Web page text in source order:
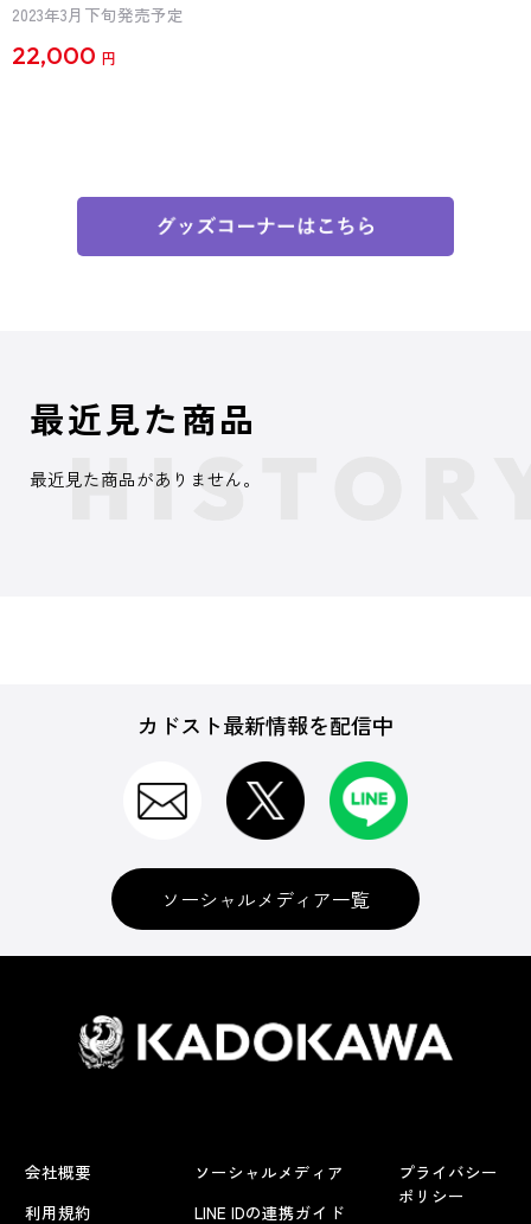
2023年3月下旬発売予定
22,000 円
最近見た商品
最近見た商品がありません。
カドスト最新情報を配信中
ソーシャルメディア一覧
会社概要
利用規約
ソーシャルメディア
LINE IDの連携ガイド
プライバシー
ポリシー